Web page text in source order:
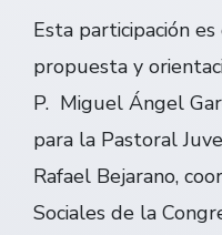
Esta participación
propuesta y
P. Miguel Ángel
para la Pastoral
Rafael Bejarano,
Sociales de la